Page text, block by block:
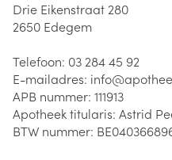
Drie Eikenstraat 280
2650 Edegem
Telefoon: 03 284 45 92
E-mailadres: info@
APB nummer: 111913
Apotheek titularis: Astrid
BTW nummer: